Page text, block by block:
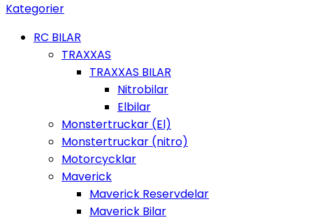
Kategorier
RC BILAR
TRAXXAS
TRAXXAS BILAR
Nitrobilar
Elbilar
Monstertruckar (El)
Monstertruckar (nitro)
Motorcycklar
Maverick
Maverick Reservdelar
Maverick Bilar